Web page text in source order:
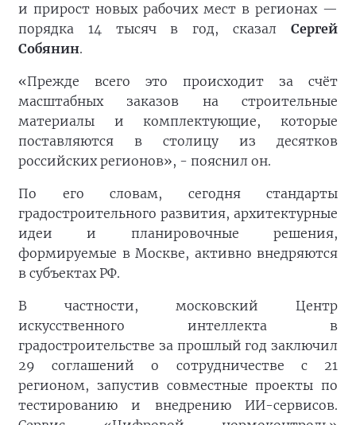
и прирост новых рабочих мест в регионах —
порядка 14 тысяч в год, сказал Сергей
Собянин.
«Прежде всего это происходит за счёт
масштабных заказов на строительные
материалы и комплектующие, которые
поставляются в столицу из десятков
российских регионов», - пояснил он.
По его словам, сегодня стандарты
градостроительного развития, архитектурные
идеи и планировочные решения,
формируемые в Москве, активно внедряются
в субъектах РФ.
В частности, московский Центр
искусственного интеллекта в
градостроительстве за прошлый год заключил
29 соглашений о сотрудничестве с 21
регионом, запустив совместные проекты по
тестированию и внедрению ИИ-сервисов.